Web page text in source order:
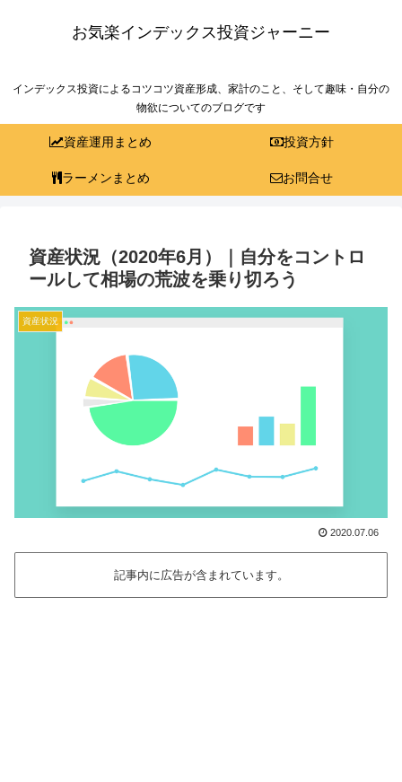
お気楽インデックス投資ジャーニー
インデックス投資によるコツコツ資産形成、家計のこと、そして趣味・自分の
物欲についてのブログです
資産運用まとめ 投資方針
ラーメンまとめ お問合せ
資産状況（2020年6月）｜自分をコントロ
ールして相場の荒波を乗り切ろう
資産状況
2020.07.06
記事内に広告が含まれています。